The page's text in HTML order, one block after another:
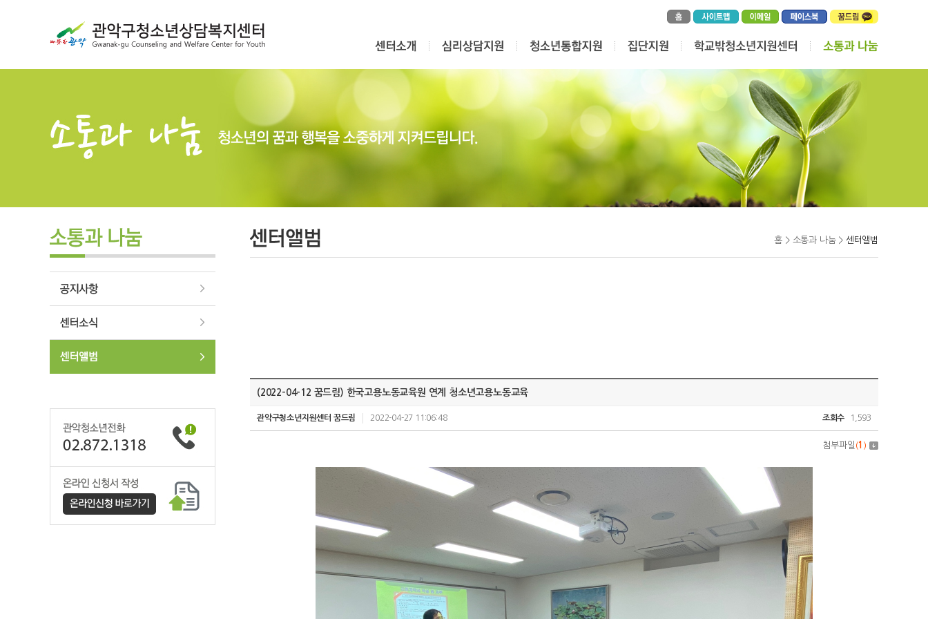
홈 > 소통과 나눔 > 센터앨범
(2022-04-12 꿈드림) 한국고용노동교육원 연계 청소년고용노동교육
관악구청소년지원센터 꿈드림 2022-04-27 11:06:48 조회수 1,593
첨부파일 (1 )